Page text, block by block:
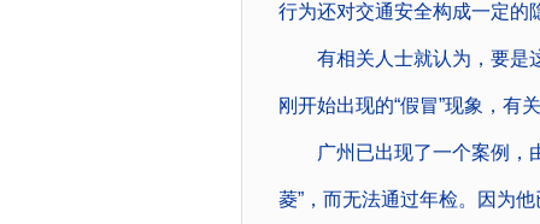
行为还对交通安全构成一定的
有相关人士就认为，要是这
刚开始出现的“假冒”现象，有
广州已出现了一个案例，由
菱”，而无法通过年检。因为